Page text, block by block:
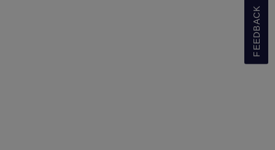
FEEDBACK